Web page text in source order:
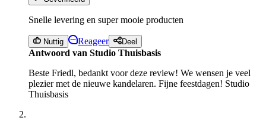
Snelle levering en super mooie producten
Nuttig Reageer Deel
Antwoord van Studio Thuisbasis
Beste Friedl, bedankt voor deze review! We wensen je veel
plezier met de nieuwe kandelaren. Fijne feestdagen! Studio
Thuisbasis